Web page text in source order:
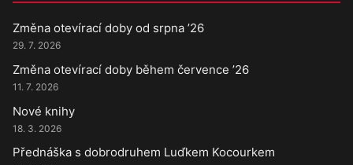
Změna otevírací doby od srpna ’26
29. 7. 2026
Změna otevírací doby během července ’26
11. 7. 2026
Nové knihy
18. 3. 2026
Přednáška s dobrodruhem Luďkem Kocourkem